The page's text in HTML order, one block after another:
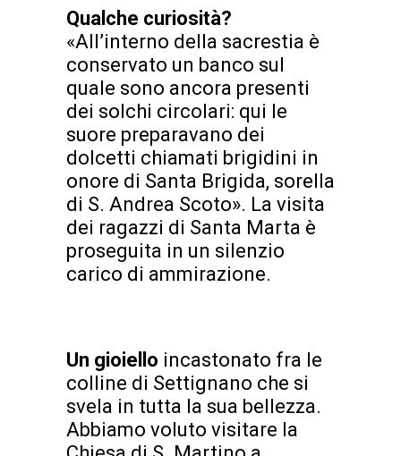
Qualche curiosità?
«All’interno della sacrestia è
conservato un banco sul
quale sono ancora presenti
dei solchi circolari: qui le
suore preparavano dei
dolcetti chiamati brigidini in
onore di Santa Brigida, sorella
di S. Andrea Scoto». La visita
dei ragazzi di Santa Marta è
proseguita in un silenzio
carico di ammirazione.
Un gioiello incastonato fra le
colline di Settignano che si
svela in tutta la sua bellezza.
Abbiamo voluto visitare la